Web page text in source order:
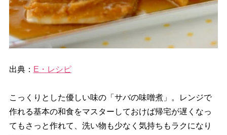
出典： E・レシピ
こっくりとした優しい味の「サバの味噌煮」。レンジで
作れる基本の和食をマスターしておけば帰宅が遅くなっ
てもさっと作れて、洗い物も少なく気持ちもラクになり